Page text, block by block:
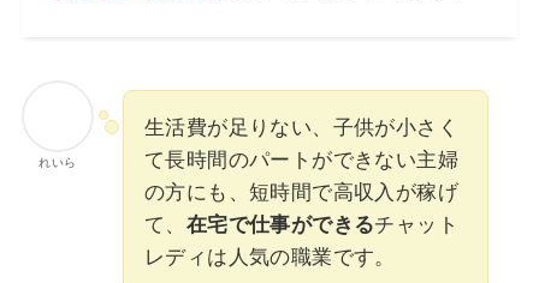
れいら
生活費が足りない、子供が小さく
て長時間のパートができない主婦
の方にも、短時間で高収入が稼げ
て、 在宅で仕事ができるチャット
レディは人気の職業です。